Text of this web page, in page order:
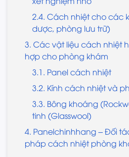
2.4. Cách nhiệt cho các
dược, phòng lưu trữ)
3. Các vật liệu cách nhiệt
hợp cho phòng khám
3.1. Panel cách nhiệt
3.2. Kính cách nhiệt và
3.3. Bông khoáng
tinh (Glasswool)
4. Panelchinhhang – Đối
pháp cách nhiệt phòng